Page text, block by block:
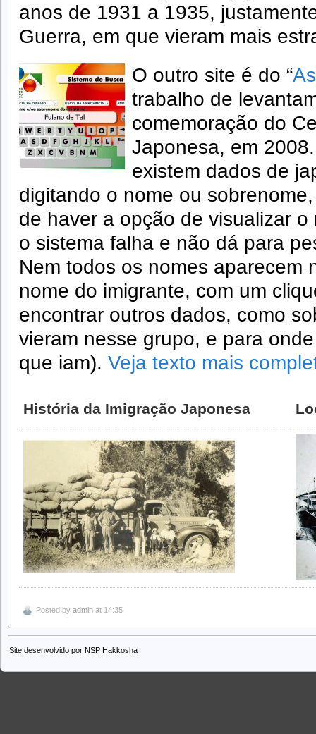
anos de 1931 a 1935,
Guerra, em que vieram mais
O outro site é do “
trabalho de
comemoração do
Japonesa, em
existem dados de
digitando o nome ou
de haver a opção de visualizar
o sistema falha e não dá para
Nem todos os nomes aparecem
nome do imigrante, com um
encontrar outros dados, como
vieram nesse grupo, e para
que iam). Veja texto mais
História da Imigração Japonesa
Posted by admin at 14:35
Site desenvolvido por NSP Hakkosha